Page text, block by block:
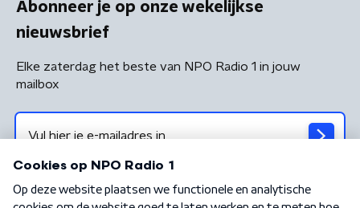
Abonneer je op onze wekelijkse
nieuwsbrief
Elke zaterdag het beste van NPO Radio 1 in jouw
mailbox